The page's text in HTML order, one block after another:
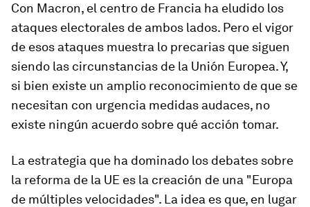
Con Macron, el centro de Francia ha eludido los
ataques electorales de ambos lados. Pero el vigor
de esos ataques muestra lo precarias que siguen
siendo las circunstancias de la Unión Europea. Y,
si bien existe un amplio reconocimiento de que se
necesitan con urgencia medidas audaces, no
existe ningún acuerdo sobre qué acción tomar.
La estrategia que ha dominado los debates sobre
la reforma de la UE es la creación de una "Europa
de múltiples velocidades". La idea es que, en lugar